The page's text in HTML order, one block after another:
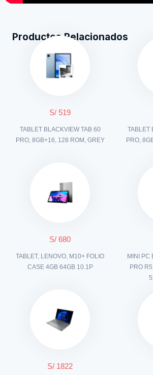
Productos Relacionados
S/ 519
TABLET BLACKVIEW TAB 60
PRO, 8GB+16, 128 ROM, GREY
TABLET
PRO,
S/ 680
TABLET, LENOVO, M10+ FOLIO
CASE 4GB 64GB 10.1P
MINI PC
PRO
S/ 1822